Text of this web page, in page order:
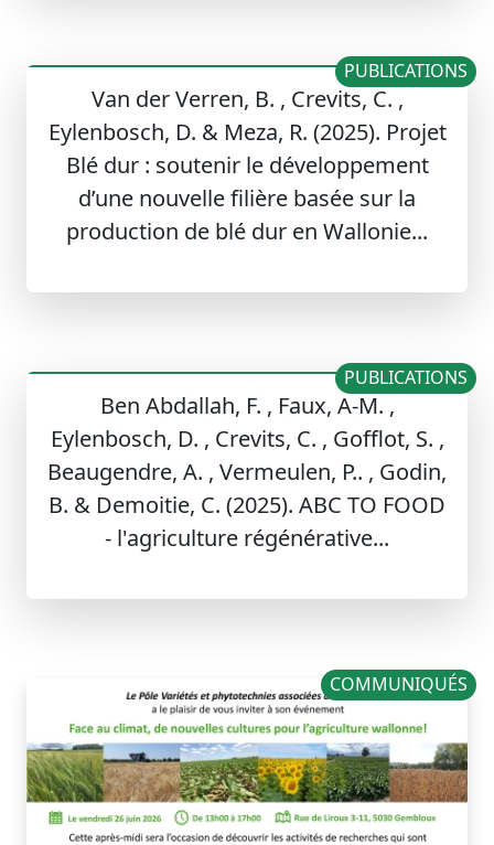
Van der Verren, B. , Crevits, C. ,
Eylenbosch, D. & Meza, R. (2025). Projet
Blé dur : soutenir le développement
d’une nouvelle filière basée sur la
production de blé dur en Wallonie...
PUBLICATIONS
Ben Abdallah, F. , Faux, A-M. ,
Eylenbosch, D. , Crevits, C. , Gofflot, S. ,
Beaugendre, A. , Vermeulen, P.. , Godin,
B. & Demoitie, C. (2025). ABC TO FOOD
- l'agriculture régénérative...
PUBLICATIONS
COMMUNIQUÉS